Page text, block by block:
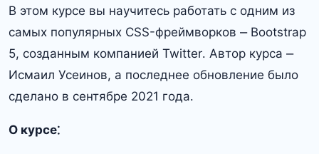
В этом курсе вы научитесь работать с одним из
самых популярных CSS-фреймворков ⎼ Bootstrap
5, созданным компанией Twitter․ Автор курса ⎼
Исмаил Усеинов, а последнее обновление было
сделано в сентябре 2021 года․
О курсе⁚